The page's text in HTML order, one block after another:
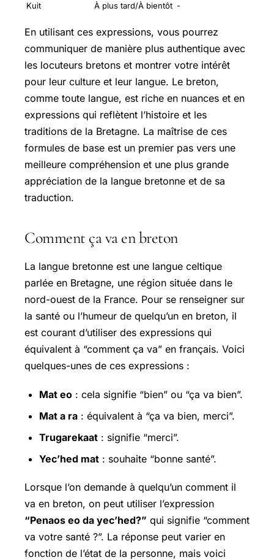
Kuit
À plus tard/À bientôt -
En utilisant ces expressions, vous pourrez
communiquer de manière plus authentique avec
les locuteurs bretons et montrer votre intérêt
pour leur culture et leur langue. Le breton,
comme toute langue, est riche en nuances et en
expressions qui reflètent l’histoire et les
traditions de la Bretagne. La maîtrise de ces
formules de base est un premier pas vers une
meilleure compréhension et une plus grande
appréciation de la langue bretonne et de sa
traduction.
Comment ça va en breton
La langue bretonne est une langue celtique
parlée en Bretagne, une région située dans le
nord-ouest de la France. Pour se renseigner sur
la santé ou l’humeur de quelqu’un en breton, il
est courant d’utiliser des expressions qui
équivalent à “comment ça va” en français. Voici
quelques-unes de ces expressions :
Mat eo : cela signifie “bien” ou “ça va bien”.
Mat a ra : équivalent à “ça va bien, merci”.
Trugarekaat : signifie “merci”.
Yec’hed mat : souhaite “bonne santé”.
Lorsque l’on demande à quelqu’un comment il
va en breton, on peut utiliser l’expression
“Penaos eo da yec’hed?” qui signifie “comment
va votre santé ?”. La réponse peut varier en
fonction de l’état de la personne, mais voici